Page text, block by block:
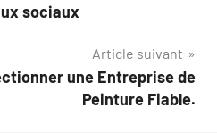
sociaux
Article suivant
une Entreprise de
Peinture Fiable.